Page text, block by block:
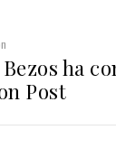
ha
Post